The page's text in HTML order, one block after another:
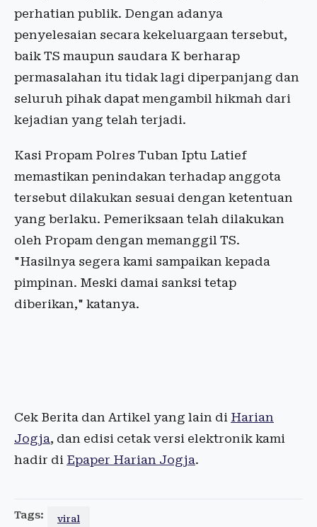
perhatian publik. Dengan adanya
penyelesaian secara kekeluargaan tersebut,
baik TS maupun saudara K berharap
permasalahan itu tidak lagi diperpanjang dan
seluruh pihak dapat mengambil hikmah dari
kejadian yang telah terjadi.
Kasi Propam Polres Tuban Iptu Latief
memastikan penindakan terhadap anggota
tersebut dilakukan sesuai dengan ketentuan
yang berlaku. Pemeriksaan telah dilakukan
oleh Propam dengan memanggil TS.
"Hasilnya segera kami sampaikan kepada
pimpinan. Meski damai sanksi tetap
diberikan," katanya.
Cek Berita dan Artikel yang lain di Harian
Jogja, dan edisi cetak versi elektronik kami
hadir di Epaper Harian Jogja.
Tags: viral